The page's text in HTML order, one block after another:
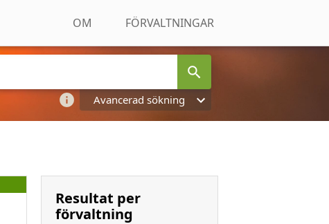
OM FÖRVALTNINGAR
Avancerad sökning
Resultat per
förvaltning